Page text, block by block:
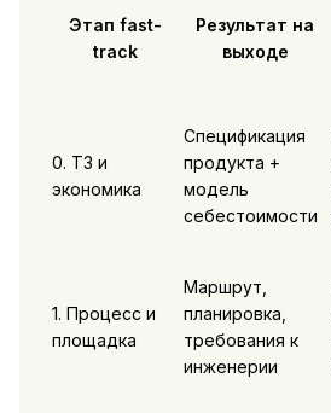
Этап fast-
track
Результат на
выходе
0. ТЗ и
экономика
Спецификация
продукта +
модель
себестоимости
1. Процесс и
площадка
Маршрут,
планировка,
требования к
инженерии